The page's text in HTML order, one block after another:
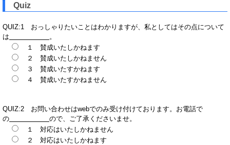
Quiz
QUIZ:1 おっしゃりたいことはわかりますが、私としてはその点について
は
。
１ 賛成いたしかねます
２ 賛成いたしかねません
３ 賛成いたすかねます
４ 賛成いたすかねません
QUIZ:2 お問い合わせはwebでのみ受け付けております。お電話で
の
ので、ご了承くださいませ。
１ 対応はいたしかねません
２ 対応はいたしかねます